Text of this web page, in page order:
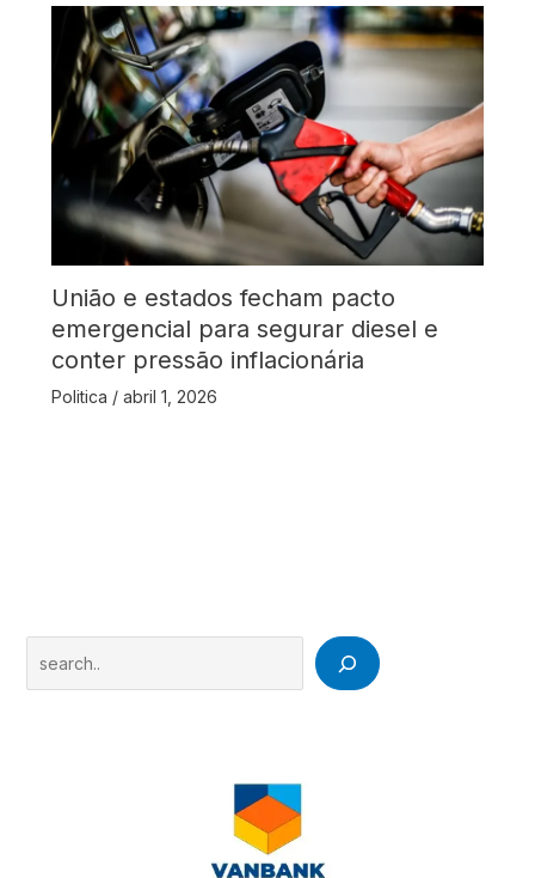
União e estados fecham pacto
emergencial para segurar diesel e
conter pressão inflacionária
Politica / abril 1, 2026